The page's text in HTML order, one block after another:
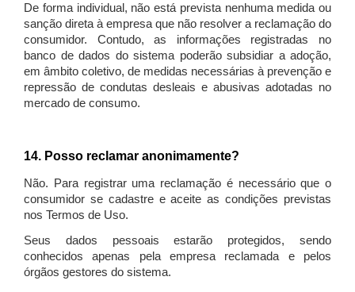
De forma individual, não está prevista nenhuma medida ou
sanção direta à empresa que não resolver a reclamação do
consumidor. Contudo, as informações registradas no
banco de dados do sistema poderão subsidiar a adoção,
em âmbito coletivo, de medidas necessárias à prevenção e
repressão de condutas desleais e abusivas adotadas no
mercado de consumo.
14. Posso reclamar anonimamente?
Não. Para registrar uma reclamação é necessário que o
consumidor se cadastre e aceite as condições previstas
nos Termos de Uso.
Seus dados pessoais estarão protegidos, sendo
conhecidos apenas pela empresa reclamada e pelos
órgãos gestores do sistema.